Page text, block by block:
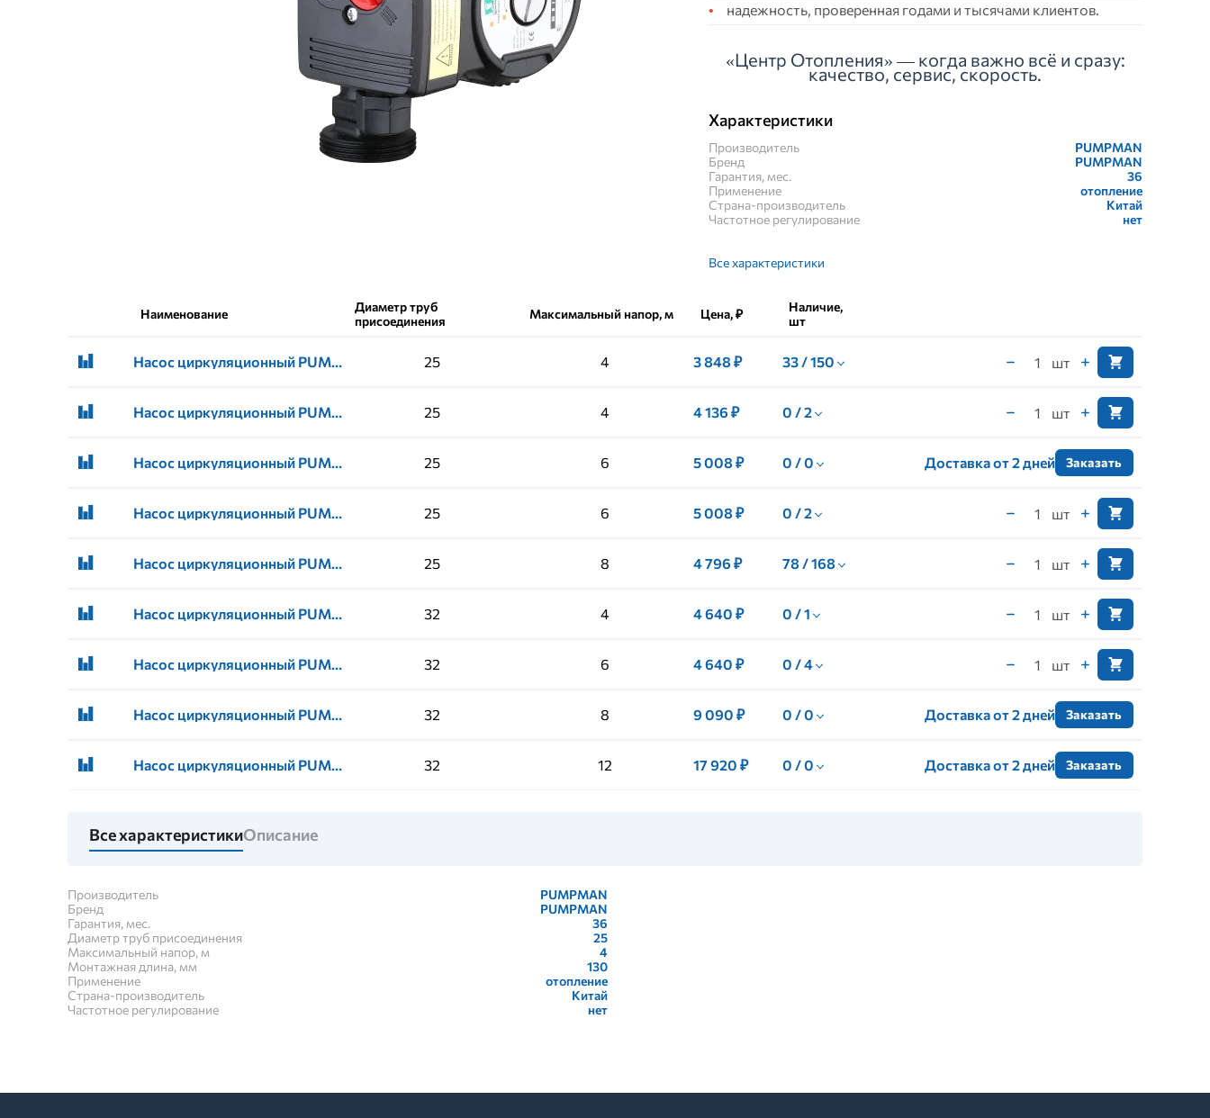
надежность, проверенная годами и тысячами клиентов.
«Центр Отопления» — когда важно всё и сразу:
качество, сервис, скорость.
Характеристики
Производитель
PUMPMAN
Бренд
PUMPMAN
Гарантия, мес.
36
Применение
отопление
Страна-производитель
Китай
Частотное регулирование
нет
Все характеристики
Наименование
Диаметр труб
присоединения
Максимальный напор, м Цена, ₽
Наличие,
шт
Насос циркуляционный PUMPMAN GRS 25/4 130 (8) 25 4 3 848 ₽ 33 / 150 шт
Насос циркуляционный PUMPMAN GRS 25/4 180 (8) 25 4 4 136 ₽ 0 / 2 шт
Насос циркуляционный PUMPMAN GRS 25/6 130 (8) 25 6 5 008 ₽ 0 / 0 Доставка от 2 дней Заказать
Насос циркуляционный PUMPMAN GRS 25/6 180 (8) 25 6 5 008 ₽ 0 / 2 шт
Насос циркуляционный PUMPMAN GRS 25/8 180 (8) 25 8 4 796 ₽ 78 / 168 шт
Насос циркуляционный PUMPMAN GRS 32/4 180 (8) 32 4 4 640 ₽ 0 / 1 шт
Насос циркуляционный PUMPMAN GRS 32/6 180 (8) 32 6 4 640 ₽ 0 / 4 шт
Насос циркуляционный PUMPMAN GRS 32/8 180 (4) 32 8 9 090 ₽ 0 / 0 Доставка от 2 дней Заказать
Насос циркуляционный PUMPMAN GRS 32/12-M 220 32 12 17 920 ₽ 0 / 0 Доставка от 2 дней Заказать
Все характеристикиОписание
Производитель
PUMPMAN
Бренд
PUMPMAN
Гарантия, мес.
36
Диаметр труб присоединения
25
Максимальный напор, м
4
Монтажная длина, мм
130
Применение
отопление
Страна-производитель
Китай
Частотное регулирование
нет